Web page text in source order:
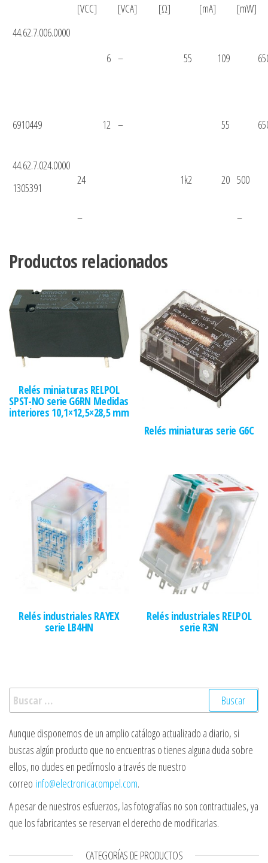
[VCC] [VCA] [Ω] [mA]
[mW]
44.62.7.006.0000
6 – 55 109
6910449 12 – 55
44.62.7.024.0000
1305391
24 1k2 20 500
– –
Productos relacionados
Relés miniaturas RELPOL
SPST-NO serie G6RN Medidas
interiores 10,1×12,5×28,5 mm
Relés miniaturas serie G6C
Relés industriales RAYEX
serie LB4HN
Relés industriales RELPOL
serie R3N
Buscar:
Aunque disponemos de un amplio catálogo actualizado a diario, si
buscas algún producto que no encuentras o tienes alguna duda sobre
ellos, no dudes en pedírnoslo a través de nuestro
correo info@electronicacompel.com.
A pesar de nuestros esfuerzos, las fotografías no son contractuales, ya
que los fabricantes se reservan el derecho de modificarlas.
CATEGORÍAS DE PRODUCTOS